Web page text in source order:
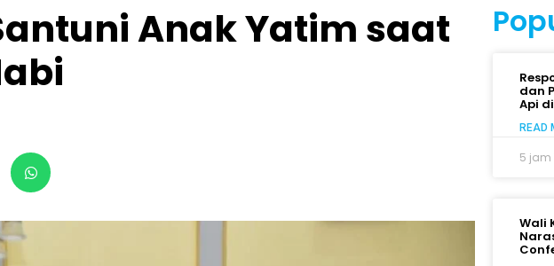
Anak Yatim saat
dan
Api
READ
5 jam
Wali